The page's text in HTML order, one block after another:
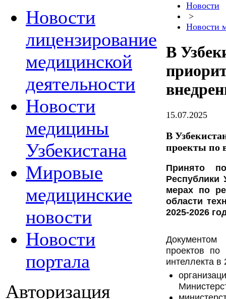
Новости
лицензирование
медицинской
деятельности
Новости
медицины
Узбекистана
Мировые
медицинские
новости
Новости
портала
Авторизация
Новости
>
Новости
В
15.07.2025
В
проекты по
Принято
Республики
мерах по
области
2025-2026
проектов по
интеллекта в